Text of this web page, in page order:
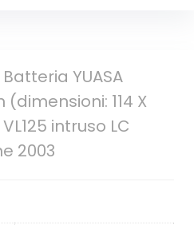
Batteria YUASA
(dimensioni: 114 X
VL125 intruso LC
2003